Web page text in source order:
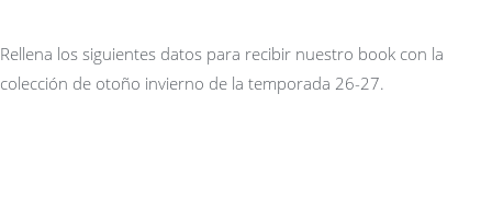
Rellena los siguientes datos para recibir nuestro book con la
colección de otoño invierno de la temporada 26-27.